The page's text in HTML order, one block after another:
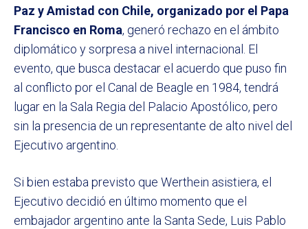
Paz y Amistad con Chile, organizado por el Papa
Francisco en Roma, generó rechazo en el ámbito
diplomático y sorpresa a nivel internacional. El
evento, que busca destacar el acuerdo que puso fin
al conflicto por el Canal de Beagle en 1984, tendrá
lugar en la Sala Regia del Palacio Apostólico, pero
sin la presencia de un representante de alto nivel del
Ejecutivo argentino.
Si bien estaba previsto que Werthein asistiera, el
Ejecutivo decidió en último momento que el
embajador argentino ante la Santa Sede, Luis Pablo